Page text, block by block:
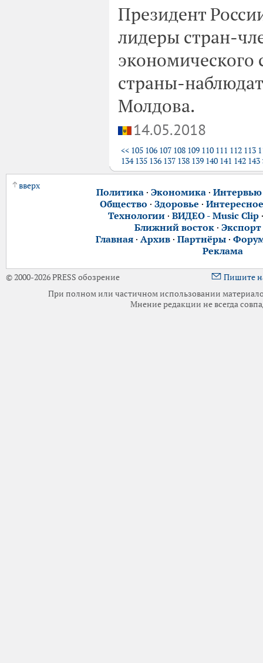
Президент
лидеры стран-
экономического
страны-
Молдова.
14.05.2018
<< 105 106 107 108 109 110 111 112 113
134 135 136 137 138 139 140 141 142 143
вверх
Политика· Экономика· Интервью
Общество · Здоровье · Интересное
Технологии· ВИДЕО - Music Clip
Ближний восток ·
Главная· Архив· Партнёры·
Реклама
© 2000-2026 PRESS обозрение
Пишите
При полном или частичном использовании
Мнение редакции не всегда